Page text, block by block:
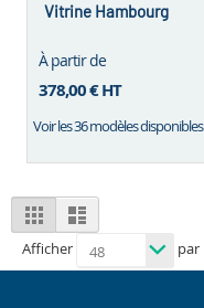
Vitrine Hambourg
À partir de
378,00 €HT
Voir les 36 modèles
View
as
Grid List
Afficher par